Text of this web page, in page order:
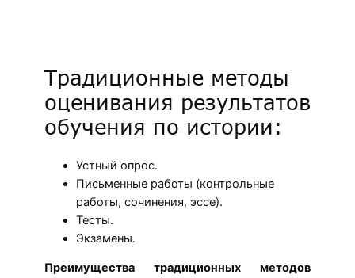
Традиционные методы
оценивания результатов
обучения по истории:
Устный опрос.
Письменные работы (контрольные
работы, сочинения, эссе).
Тесты.
Экзамены.
Преимущества традиционных методов